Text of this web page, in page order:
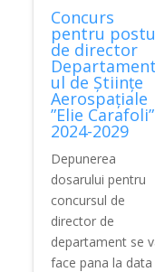
Concurs
pentru
de director
Departament
ul de Științe
Aerospațiale
”Elie Carafoli”
2024-2029
Depunerea
dosarului pentru
concursul de
director de
departament se
face pana la data